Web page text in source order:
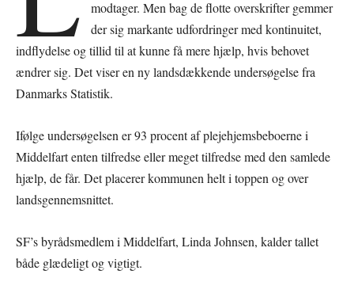
modtager. Men bag de flotte overskrifter gemmer
der sig markante udfordringer med kontinuitet,
indflydelse og tillid til at kunne få mere hjælp, hvis behovet
ændrer sig. Det viser en ny landsdækkende undersøgelse fra
Danmarks Statistik.
Ifølge undersøgelsen er 93 procent af plejehjemsbeboerne i
Middelfart enten tilfredse eller meget tilfredse med den samlede
hjælp, de får. Det placerer kommunen helt i toppen og over
landsgennemsnittet.
SF’s byrådsmedlem i Middelfart, Linda Johnsen, kalder tallet
både glædeligt og vigtigt.